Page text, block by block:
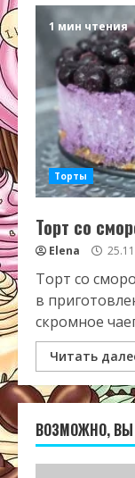
1 мин чтения
Торты
Торт со
Elena
Торт со
в
скромное
Читать
ВОЗМОЖНО,